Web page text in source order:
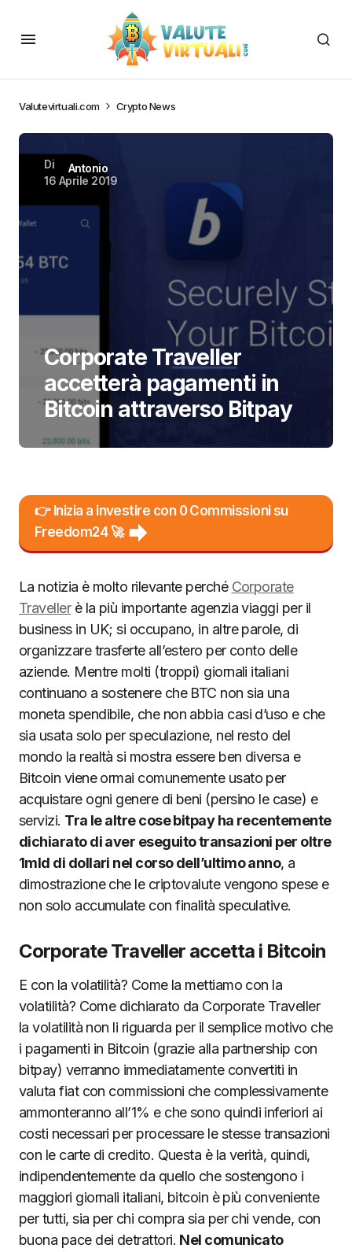
Valutevirtuali.com Crypto News
Di
Antonio
16 Aprile 2019
Corporate Traveller
accetterà pagamenti in
Bitcoin attraverso Bitpay
👉 Inizia a investire con 0 Commissioni su
Freedom24 🚀
La notizia è molto rilevante perché Corporate
Travellerè la più importante agenzia viaggi per il
business in UK; si occupano, in altre parole, di
organizzare trasferte all’estero per conto delle
aziende. Mentre molti (troppi) giornali italiani
continuano a sostenere che BTC non sia una
moneta spendibile, che non abbia casi d’uso e che
sia usata solo per speculazione, nel resto del
mondo la realtà si mostra essere ben diversa e
Bitcoin viene ormai comunemente usato per
acquistare ogni genere di beni (persino le case) e
servizi. Tra le altre cose bitpay ha recentemente
dichiarato di aver eseguito transazioni per oltre
1mld di dollari nel corso dell’ultimo anno, a
dimostrazione che le criptovalute vengono spese e
non solo accumulate con finalità speculative.
Corporate Traveller accetta i Bitcoin
E con la volatilità? Come la mettiamo con la
volatilità? Come dichiarato da Corporate Traveller
la volatilità non li riguarda per il semplice motivo che
i pagamenti in Bitcoin (grazie alla partnership con
bitpay) verranno immediatamente convertiti in
valuta fiat con commissioni che complessivamente
ammonteranno all’1% e che sono quindi inferiori ai
costi necessari per processare le stesse transazioni
con le carte di credito. Questa è la verità, quindi,
indipendentemente da quello che sostengono i
maggiori giornali italiani, bitcoin è più conveniente
per tutti, sia per chi compra sia per chi vende, con
buona pace dei detrattori. Nel comunicato